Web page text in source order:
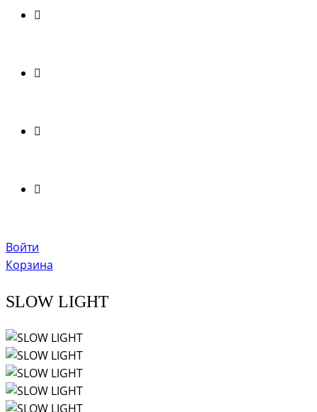
Войти
Корзина
SLOW LIGHT